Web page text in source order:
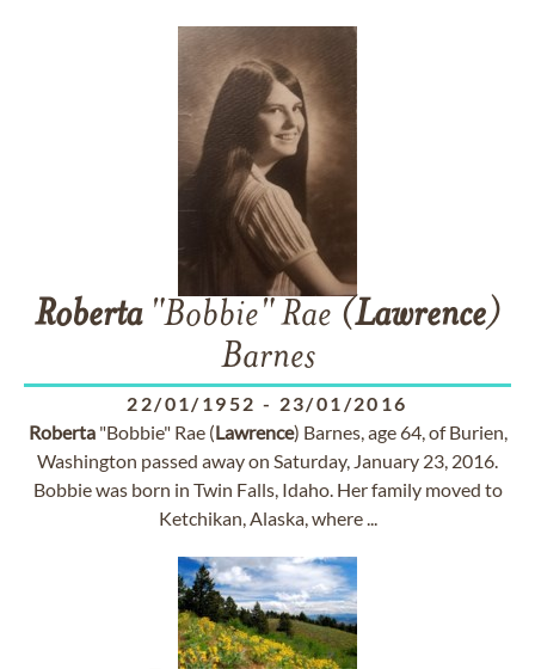
Roberta"Bobbie" Rae (Lawrence)
Barnes
22/01/1952 - 23/01/2016
Roberta"Bobbie" Rae (Lawrence) Barnes, age 64, of Burien,
Washington passed away on Saturday, January 23, 2016.
Bobbie was born in Twin Falls, Idaho. Her family moved to
Ketchikan, Alaska, where ...